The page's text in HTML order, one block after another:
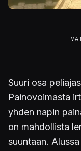
Suuri osa
Painovoimasta
yhden napin
on mahdollista
suuntaan.